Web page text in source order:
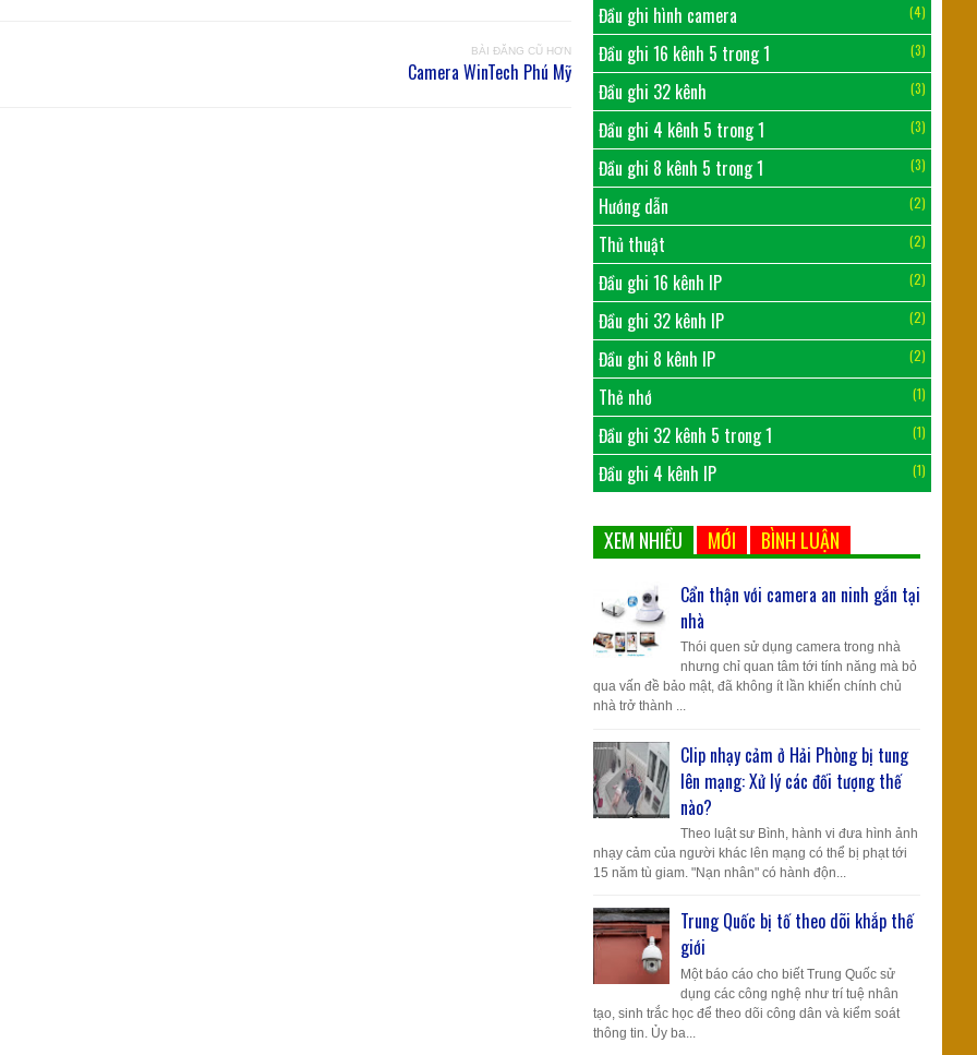
BÀI ĐĂNG CŨ HƠN
Camera WinTech Phú Mỹ
Đầu ghi hình camera (4)
Đầu ghi 16 kênh 5 trong 1 (3)
Đầu ghi 32 kênh (3)
Đầu ghi 4 kênh 5 trong 1 (3)
Đầu ghi 8 kênh 5 trong 1 (3)
Hướng dẫn (2)
Thủ thuật (2)
Đầu ghi 16 kênh IP (2)
Đầu ghi 32 kênh IP (2)
Đầu ghi 8 kênh IP (2)
Thẻ nhớ (1)
Đầu ghi 32 kênh 5 trong 1 (1)
Đầu ghi 4 kênh IP (1)
XEM NHIỀU MỚI BÌNH LUẬN
Cẩn thận với camera an ninh gắn tại
nhà
Thói quen sử dụng camera trong nhà
nhưng chỉ quan tâm tới tính năng mà bỏ
qua vấn đề bảo mật, đã không ít lần khiến chính chủ
nhà trở thành ...
Clip nhạy cảm ở Hải Phòng bị tung
lên mạng: Xử lý các đối tượng thế
nào?
Theo luật sư Bình, hành vi đưa hình ảnh
nhạy cảm của người khác lên mạng có thể bị phạt tới
15 năm tù giam. "Nạn nhân" có hành độn...
Trung Quốc bị tố theo dõi khắp thế
giới
Một báo cáo cho biết Trung Quốc sử
dụng các công nghệ như trí tuệ nhân
tạo, sinh trắc học để theo dõi công dân và kiểm soát
thông tin. Ủy ba...